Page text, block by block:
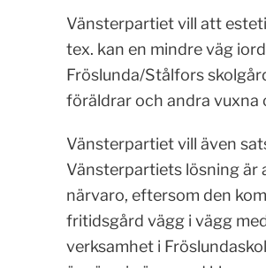
Vänsterpartiet vill att
tex. kan en mindre väg
Fröslunda/Stålfors
föräldrar och andra vuxna
Vänsterpartiet vill även
Vänsterpartiets lösning
närvaro, eftersom den
fritidsgård vägg i vägg
verksamhet i